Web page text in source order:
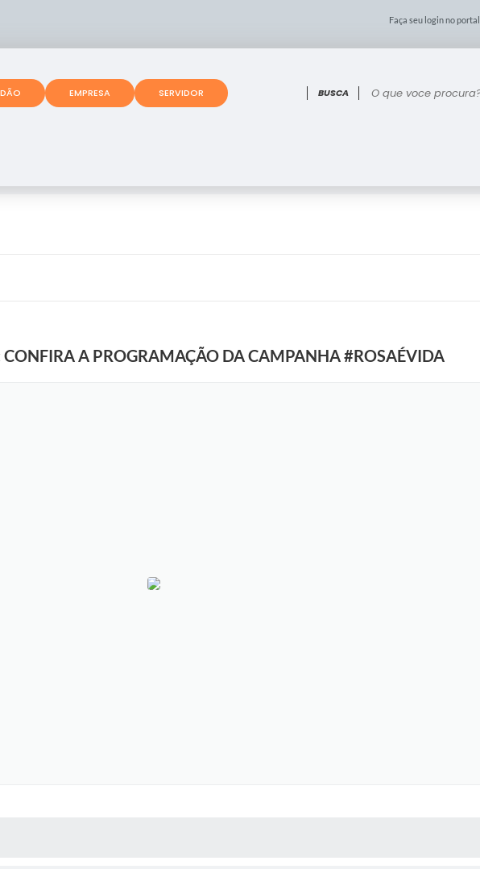
Faça seu login no portal
O que voce procura?
EMPRESA SERVIDOR
A PROGRAMAÇÃO DA CAMPANHA #ROSAÉVIDA